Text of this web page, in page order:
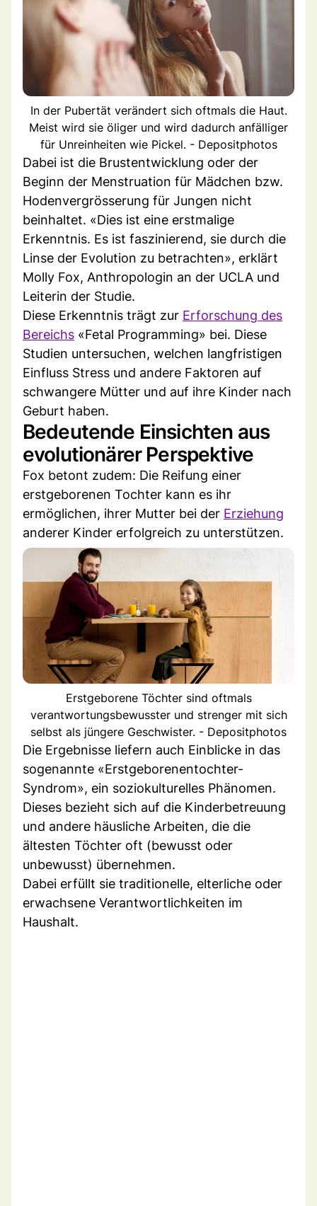
In der Pubertät verändert sich oftmals die Haut.
Meist wird sie öliger und wird dadurch anfälliger
für Unreinheiten wie Pickel. - Depositphotos
Dabei ist die Brustentwicklung oder der
Beginn der Menstruation für Mädchen bzw.
Hodenvergrösserung für Jungen nicht
beinhaltet. «Dies ist eine erstmalige
Erkenntnis. Es ist faszinierend, sie durch die
Linse der Evolution zu betrachten», erklärt
Molly Fox, Anthropologin an der UCLA und
Leiterin der Studie.
Diese Erkenntnis trägt zur Erforschung des
Bereichs «Fetal Programming» bei. Diese
Studien untersuchen, welchen langfristigen
Einfluss Stress und andere Faktoren auf
schwangere Mütter und auf ihre Kinder nach
Geburt haben.
Bedeutende Einsichten aus
evolutionärer Perspektive
Fox betont zudem: Die Reifung einer
erstgeborenen Tochter kann es ihr
ermöglichen, ihrer Mutter bei der Erziehung
anderer Kinder erfolgreich zu unterstützen.
Erstgeborene Töchter sind oftmals
verantwortungsbewusster und strenger mit sich
selbst als jüngere Geschwister. - Depositphotos
Die Ergebnisse liefern auch Einblicke in das
sogenannte «Erstgeborenentochter-
Syndrom», ein soziokulturelles Phänomen.
Dieses bezieht sich auf die Kinderbetreuung
und andere häusliche Arbeiten, die die
ältesten Töchter oft (bewusst oder
unbewusst) übernehmen.
Dabei erfüllt sie traditionelle, elterliche oder
erwachsene Verantwortlichkeiten im
Haushalt.